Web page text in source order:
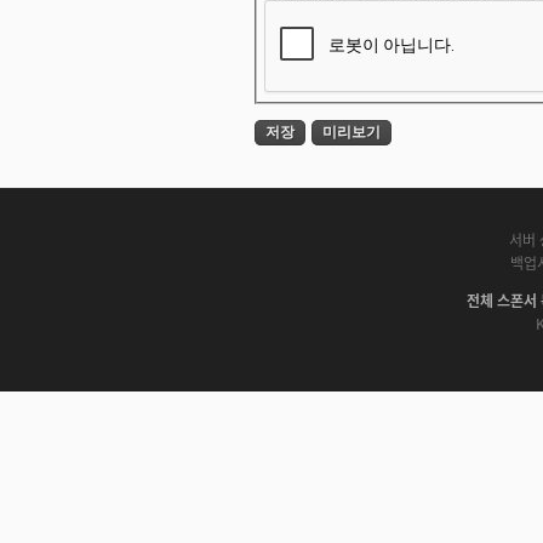
서버
백업
전체 스폰서